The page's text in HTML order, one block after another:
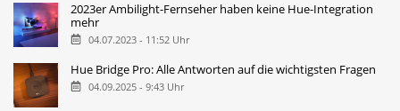
2023er Ambilight-Fernseher haben keine Hue-Integration
mehr
04.07.2023 - 11:52 Uhr
Hue Bridge Pro: Alle Antworten auf die wichtigsten Fragen
04.09.2025 - 9:43 Uhr